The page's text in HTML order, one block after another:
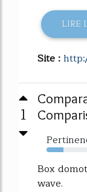
LIRE
Site :
1
40%
Box
wave.